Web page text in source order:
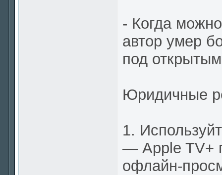
- Когда
автор умер
под
Юридичные
1.
— Apple TV+
офлайн-